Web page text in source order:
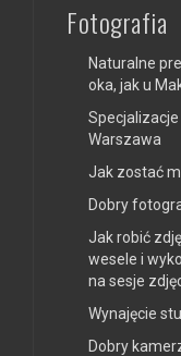
Fotografia
Naturalne
oka, jak u
Warszawa
Jak zostać
Dobry
Jak robić
wesele i
na sesje
Wynajęcie
Dobry